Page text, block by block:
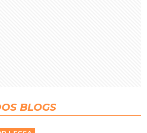
BLOGS